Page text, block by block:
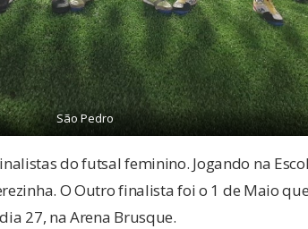
São Pedro
do futsal feminino. Jogando na
O Outro finalista foi o 1 de Maio
27, na Arena Brusque.